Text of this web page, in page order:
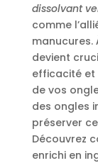
dissolvant
comme
manucures.
devient
efficacité et
de vos
des ongles
préserver
Découvrez
enrichi en